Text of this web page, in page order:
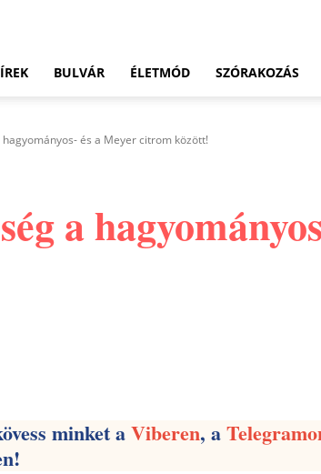
BULVÁR ÉLETMÓD SZÓRAKOZÁS
és a Meyer citrom között!
a
minket aViberen, a